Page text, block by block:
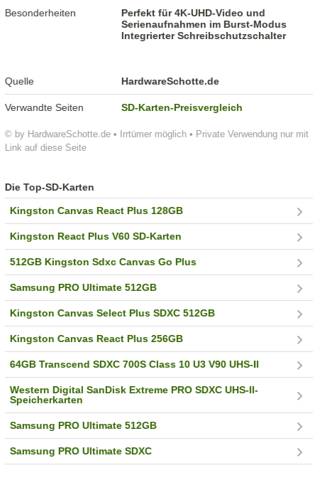
© by HardwareSchotte.de • Irrtümer möglich • Private Verwendung nur mit
Link auf diese Seite
Besonderheiten
Perfekt für 4K-UHD-Video und
Serienaufnahmen im Burst-Modus
Integrierter Schreibschutzschalter
Quelle HardwareSchotte.de
Verwandte Seiten SD-Karten-Preisvergleich
Die Top-SD-Karten
Kingston Canvas React Plus 128GB
Kingston React Plus V60 SD-Karten
512GB Kingston Sdxc Canvas Go Plus
Samsung PRO Ultimate 512GB
Kingston Canvas Select Plus SDXC 512GB
Kingston Canvas React Plus 256GB
64GB Transcend SDXC 700S Class 10 U3 V90 UHS-II
Western Digital SanDisk Extreme PRO SDXC UHS-II-
Speicherkarten
Samsung PRO Ultimate 512GB
Samsung PRO Ultimate SDXC